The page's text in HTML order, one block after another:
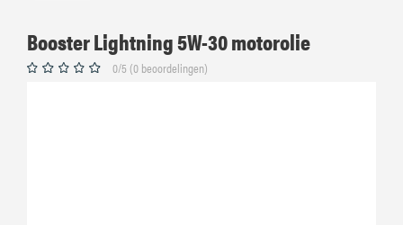
Booster Lightning 5W-30 motorolie
0/5 (0 beoordelingen)